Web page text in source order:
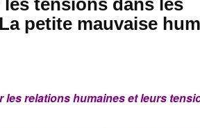
petite mauvaise
les relations humaines et leurs